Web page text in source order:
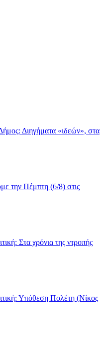
Διηγήματα «ιδεών», στα
την Πέμπτη (6/8) στις
Στα χρόνια της ντροπής
Υπόθεση Πολέτη (Νίκος